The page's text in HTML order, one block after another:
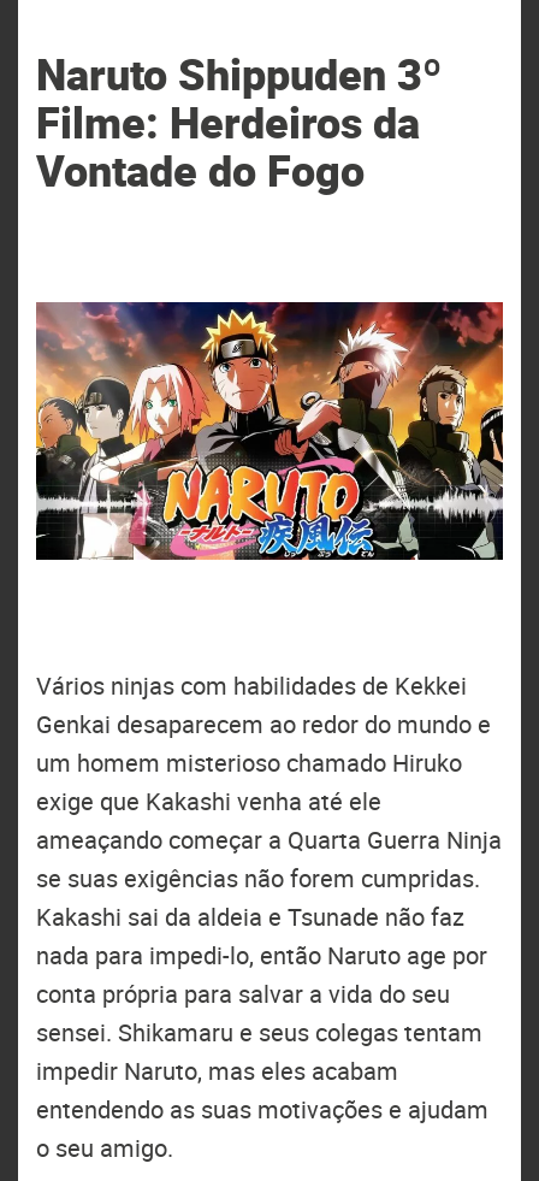
Naruto Shippuden 3º
Filme: Herdeiros da
Vontade do Fogo
Vários ninjas com habilidades de Kekkei
Genkai desaparecem ao redor do mundo e
um homem misterioso chamado Hiruko
exige que Kakashi venha até ele
ameaçando começar a Quarta Guerra Ninja
se suas exigências não forem cumpridas.
Kakashi sai da aldeia e Tsunade não faz
nada para impedi-lo, então Naruto age por
conta própria para salvar a vida do seu
sensei. Shikamaru e seus colegas tentam
impedir Naruto, mas eles acabam
entendendo as suas motivações e ajudam
o seu amigo.